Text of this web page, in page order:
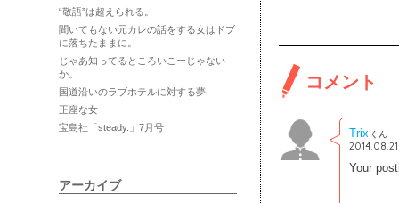
“敬語”は超えられる。
聞いてもない元カレの話をする女はドブ
に落ちたままに。
じゃあ知ってるところいこーじゃない
か。
国道沿いのラブホテルに対する夢
正座な女
宝島社「steady.」7月号
アーカイブ
コメント
Trix くん
2014.08.21
Your